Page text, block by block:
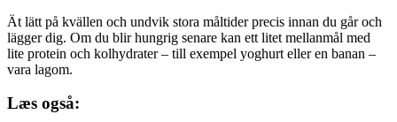
Ät lätt på kvällen och undvik stora måltider precis innan du går och
lägger dig. Om du blir hungrig senare kan ett litet mellanmål med
lite protein och kolhydrater – till exempel yoghurt eller en banan –
vara lagom.
Læs også: